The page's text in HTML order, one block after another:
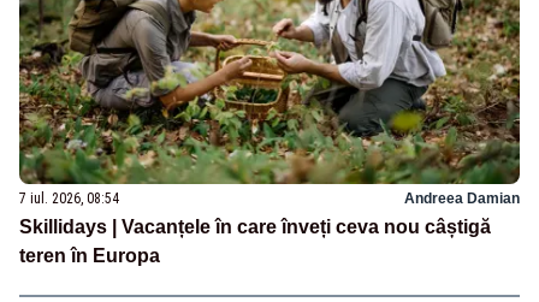
7 iul. 2026, 08:54 Andreea Damian
Skillidays | Vacanțele în care înveți ceva nou câștigă
teren în Europa